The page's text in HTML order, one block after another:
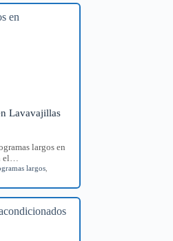
Lavavajillas
largos en
el…
largos